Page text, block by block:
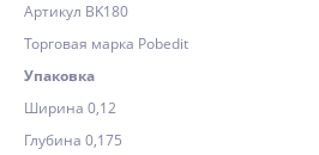
Артикул BK180
Торговая марка Pobedit
Упаковка
Ширина 0,12
Глубина 0,175